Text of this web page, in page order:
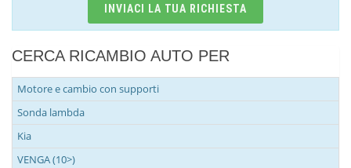
INVIACI LA TUA RICHIESTA
CERCA RICAMBIO AUTO PER
Motore e cambio con supporti
Sonda lambda
Kia
VENGA (10>)